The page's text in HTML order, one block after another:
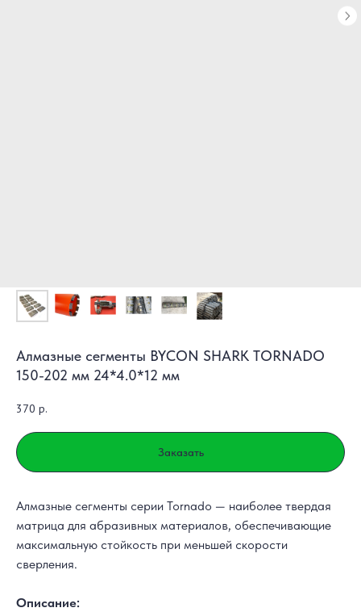
Алмазные сегменты BYCON SHARK TORNADO
150-202 мм 24*4.0*12 мм
370 р.
Заказать
Алмазные сегменты серии Tornado — наиболее твердая
матрица для абразивных материалов, обеспечивающие
максимальную стойкость при меньшей скорости
сверления.
Описание: